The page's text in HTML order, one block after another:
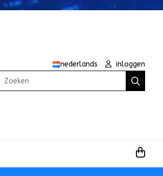
nederlands
inloggen
Zoeken